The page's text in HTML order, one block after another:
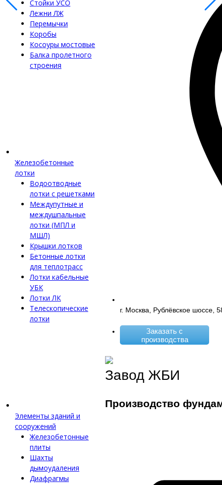
Стойки УСО
Лежни ЛЖ
Перемычки
Коробы
Косоуры мостовые
Балка пролетного
строения
Железобетонные
лотки
Водоотводные
лотки с решетками
Междупутные и
междушпальные
лотки (МПЛ и
МШЛ)
Крышки лотков
Бетонные лотки
для теплотрасс
Лотки кабельные
УБК
Лотки ЛК
Телескопические
лотки
Элементы зданий и
сооружений
Железобетонные
плиты
Шахты
дымоудаления
Диафрагмы
г. Москва, Рублёвское шоссе,
Заказать с
производства
Завод ЖБИ
Производство